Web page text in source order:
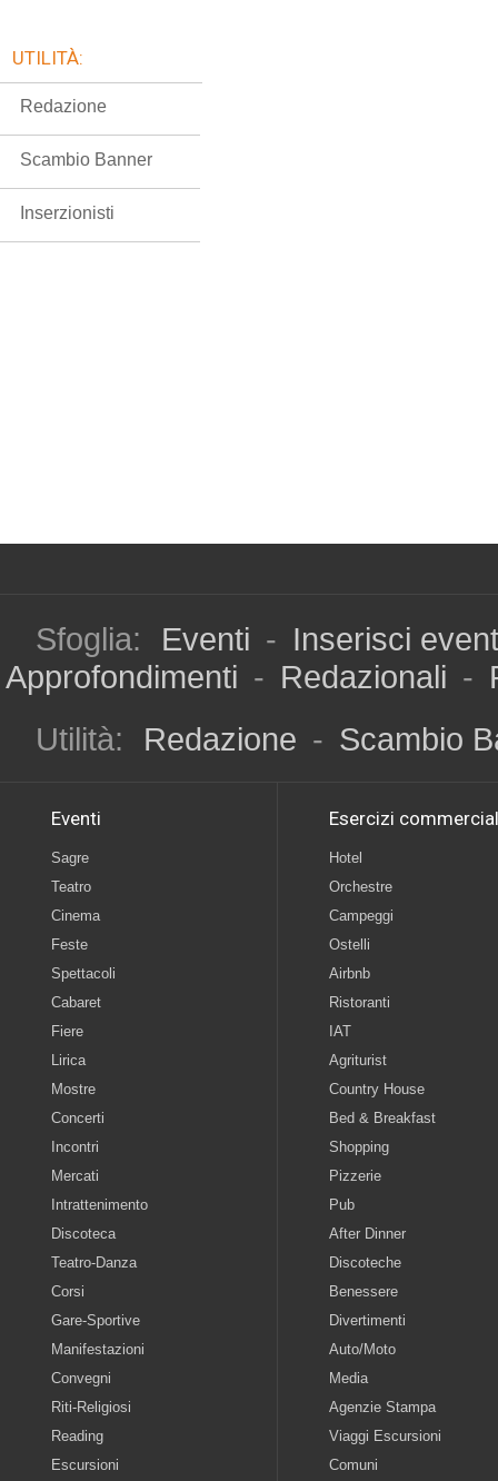
UTILITÀ:
Redazione
Scambio Banner
Inserzionisti
Sfoglia: Eventi - Inserisci
Approfondimenti - Redazionali -
Utilità:
Redazione - Scambio
Eventi
Sagre
Teatro
Cinema
Feste
Spettacoli
Cabaret
Fiere
Lirica
Mostre
Concerti
Incontri
Mercati
Intrattenimento
Discoteca
Teatro-Danza
Corsi
Gare-Sportive
Manifestazioni
Convegni
Riti-Religiosi
Reading
Escursioni
Esercizi
Hotel
Orchestre
Campeggi
Ostelli
Airbnb
Ristoranti
IAT
Agriturist
Country House
Bed & Breakfast
Shopping
Pizzerie
Pub
After Dinner
Discoteche
Benessere
Divertimenti
Auto/Moto
Media
Agenzie Stampa
Viaggi Escursioni
Comuni